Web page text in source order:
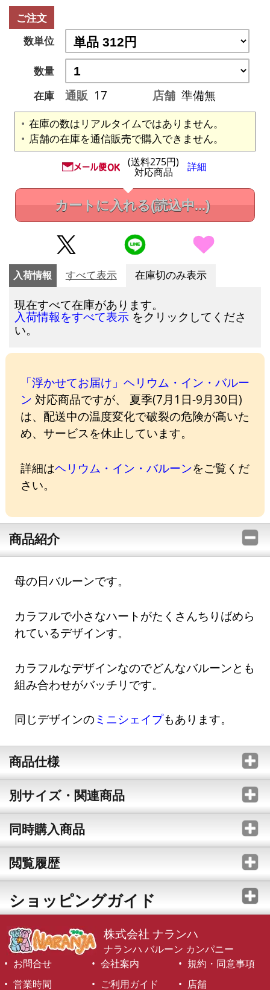
ご注文
数単位
数量
在庫
通販 17 店舗 準備無
在庫の数はリアルタイムではありません。
店舗の在庫を通信販売で購入できません。
(送料275円)
対応商品 詳細
カートに入れる(読込中...)
入荷情報 すべて表示 在庫切のみ表示
現在すべて在庫があります。
入荷情報をすべて表示 をクリックしてくださ
い。
「浮かせてお届け」ヘリウム・イン・バルー
ン 対応商品ですが、 夏季(7月1日-9月30日)
は、配送中の温度変化で破裂の危険が高いた
め、サービスを休止しています。
詳細はヘリウム・イン・バルーンをご覧くだ
さい。
商品紹介
母の日バルーンです。
カラフルで小さなハートがたくさんちりばめら
れているデザインす。
カラフルなデザインなのでどんなバルーンとも
組み合わせがバッチリです。
同じデザインのミニシェイプもあります。
商品仕様
別サイズ・関連商品
同時購入商品
閲覧履歴
ショッピングガイド
株式会社 ナランハ
ナランハ バルーン カンパニー
お問合せ
会社案内
規約・同意事項
営業時間
ご利用ガイド 店舗